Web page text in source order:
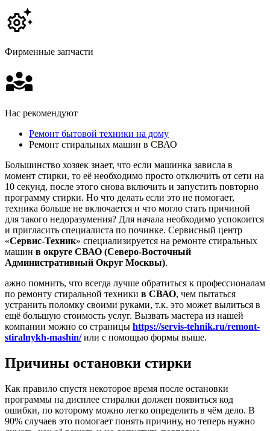
Фирменные запчасти
Нас рекомендуют
Ремонт бытовой техники на дому
Ремонт стиральных машин в СВАО
Большинство хозяек знает, что если машинка зависла в
момент стирки, то её необходимо просто отключить от сети на
10 секунд, после этого снова включить и запустить повторно
программу стирки. Но что делать если это не помогает,
техника больше не включается и что могло стать причиной
для такого недоразумения? Для начала необходимо успокоится
и пригласить специалиста по починке. Сервисный центр
«Сервис-Техник» специализируется на ремонте стиральных
машин в округе СВАО (Северо-Восточный
Административный Округ Москвы).
ажно помнить, что всегда лучше обратиться к профессионалам
по ремонту стиральной техники в СВАО, чем пытаться
устранить поломку своими руками, т.к. это может вылиться в
ещё большую стоимость услуг. Вызвать мастера из нашей
компании можно со страницы https://servis-tehnik.ru/remont-
stiralnykh-mashin/или с помощью формы выше.
Причины остановки стирки
Как правило спустя некоторое время после остановки
программы на дисплее стиралки должен появиться код
ошибки, по которому можно легко определить в чём дело. В
90% случаев это помогает понять причину, но теперь нужно